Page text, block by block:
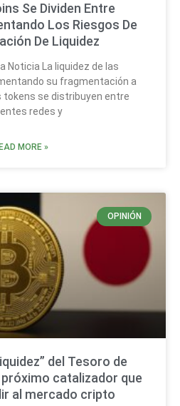
Se Dividen Entre
Los Riesgos De
De Liquidez
Noticia La liquidez de las
su fragmentación a
tokens se distribuyen entre
redes y
MORE »
OPINIÓN
del Tesoro de
próximo catalizador que
al mercado cripto